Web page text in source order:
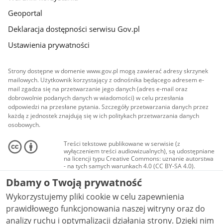
Geoportal
Deklaracja dostępności serwisu Gov.pl
Ustawienia prywatności
Strony dostępne w domenie www.gov.pl mogą zawierać adresy skrzynek
mailowych. Użytkownik korzystający z odnośnika będącego adresem e-
mail zgadza się na przetwarzanie jego danych (adres e-mail oraz
dobrowolnie podanych danych w wiadomości) w celu przesłania
odpowiedzi na przesłane pytania. Szczegóły przetwarzania danych przez
każdą z jednostek znajdują się w ich politykach przetwarzania danych
osobowych.
Treści tekstowe publikowane w serwisie (z
wyłączeniem treści audiowizualnych), są udostępniane
na licencji typu Creative Commons: uznanie autorstwa
- na tych samych warunkach 4.0 (CC BY-SA 4.0).
Materiały audiowizualne, w tym zdjęcia, materiały
audio i wideo, są udostępniane na licencji typu
Creative Commons: uznanie autorstwa użycie
niekomercyjne - bez utworów zależnych 4.0 (CC BY-
NC-ND 4.0), o ile nie jest to stwierdzone inaczej.
Dbamy o Twoją prywatność
Wykorzystujemy pliki cookie w celu zapewnienia
prawidłowego funkcjonowania naszej witryny oraz do
analizy ruchu i optymalizacji działania strony. Dzięki nim